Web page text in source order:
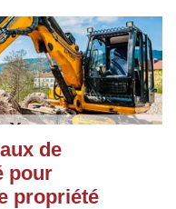
de
pour
propriété